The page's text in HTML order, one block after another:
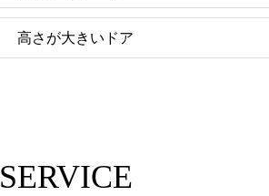
高さが大きいドア
SERVICE